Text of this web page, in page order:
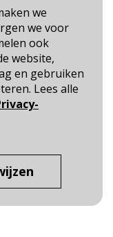
we
we voor
ook
website,
en gebruiken
Lees alle